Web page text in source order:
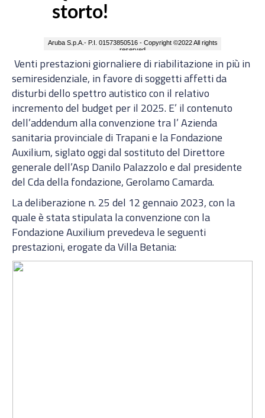
Venti prestazioni giornaliere di riabilitazione in più in
semiresidenziale, in favore di soggetti affetti da
disturbi dello spettro autistico con il relativo
incremento del budget per il 2025. E’ il contenuto
dell’addendum alla convenzione tra l’ Azienda
sanitaria provinciale di Trapani e la Fondazione
Auxilium, siglato oggi dal sostituto del Direttore
generale dell’Asp Danilo Palazzolo e dal presidente
del Cda della fondazione, Gerolamo Camarda.
La deliberazione n. 25 del 12 gennaio 2023, con la
quale è stata stipulata la convenzione con la
Fondazione Auxilium prevedeva le seguenti
prestazioni, erogate da Villa Betania: